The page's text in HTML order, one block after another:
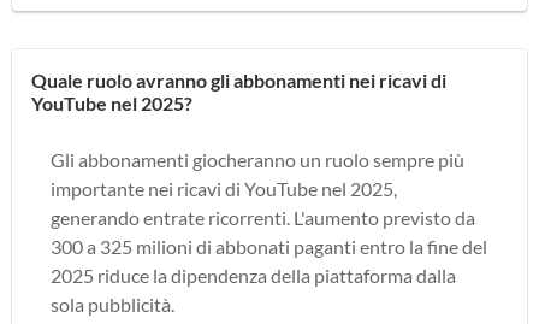
Quale ruolo avranno gli abbonamenti nei ricavi di
YouTube nel 2025?
Gli abbonamenti giocheranno un ruolo sempre più
importante nei ricavi di YouTube nel 2025,
generando entrate ricorrenti. L'aumento previsto da
300 a 325 milioni di abbonati paganti entro la fine del
2025 riduce la dipendenza della piattaforma dalla
sola pubblicità.